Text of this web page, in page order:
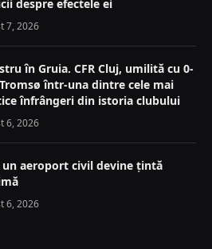
despre efectele ei
7, 2026
în Gruia. CFR Cluj, umilită cu 0-
într-una dintre cele mai
înfrângeri din istoria clubului
6, 2026
un aeroport civil devine țintă
6, 2026